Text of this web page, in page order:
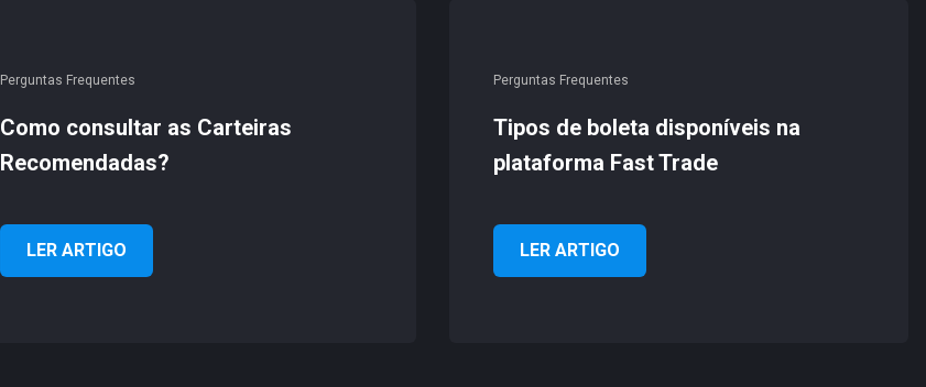
Perguntas Frequentes
Como consultar as Carteiras
Recomendadas?
LER ARTIGO
Perguntas Frequentes
Tipos de boleta disponíveis na
plataforma Fast Trade
LER ARTIGO